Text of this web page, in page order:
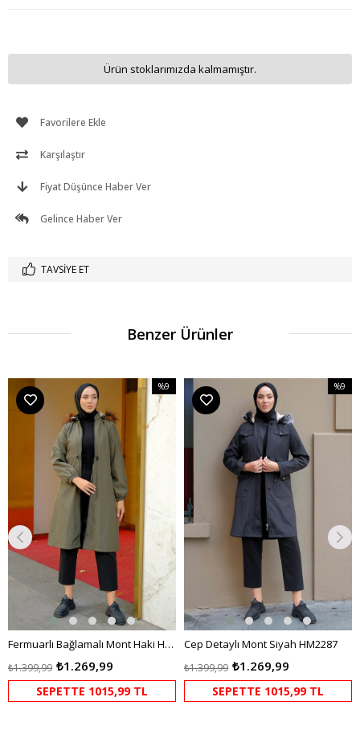
Ürün stoklarımızda kalmamıştır.
Favorilere Ekle
Karşılaştır
Fiyat Düşünce Haber Ver
Gelince Haber Ver
TAVSIYE ET
Benzer Ürünler
Fermuarlı Bağlamalı Mont Haki HM2284
₺1.269,99
₺1.399,99
%9
İndirim
%9İndirim
SEPETTE 1015,99 TL
Cep Detaylı Mont Siyah HM2287
₺1.269,99
₺1.399,99
%9
SEPETTE 1015,99 TL